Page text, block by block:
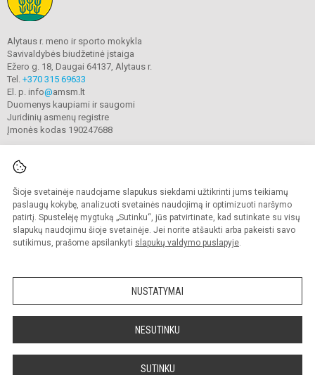
Šioje svetainėje naudojame slapukus siekdami užtikrinti jums teikiamų
paslaugų kokybę, analizuoti svetainės naudojimą ir optimizuoti naršymo
patirtį. Spustelėję mygtuką „Sutinku“, jūs patvirtinate, kad sutinkate su visų
slapukų naudojimu šioje svetainėje. Jei norite atšaukti arba pakeisti savo
sutikimus, prašome apsilankyti slapukų valdymo puslapyje.
NUSTATYMAI
NESUTINKU
SUTINKU
Alytaus r. meno ir sporto mokykla
Savivaldybės biudžetinė įstaiga
Ežero g. 18, Daugai 64137, Alytaus r.
Tel. +370 315 69633
El. p. info@amsm.lt
Duomenys kaupiami ir saugomi
Juridinių asmenų registre
Įmonės kodas 190247688
© 2020. Alytaus r. meno ir sporto mokykla. Visos teisės saugomos.
Kopijuoti turinį be raštiško mokyklos sutikimo griežtai draudžiama.
Prieinamumo paraiška Slapukų valdymas
Sumanus būdas atnaujinti